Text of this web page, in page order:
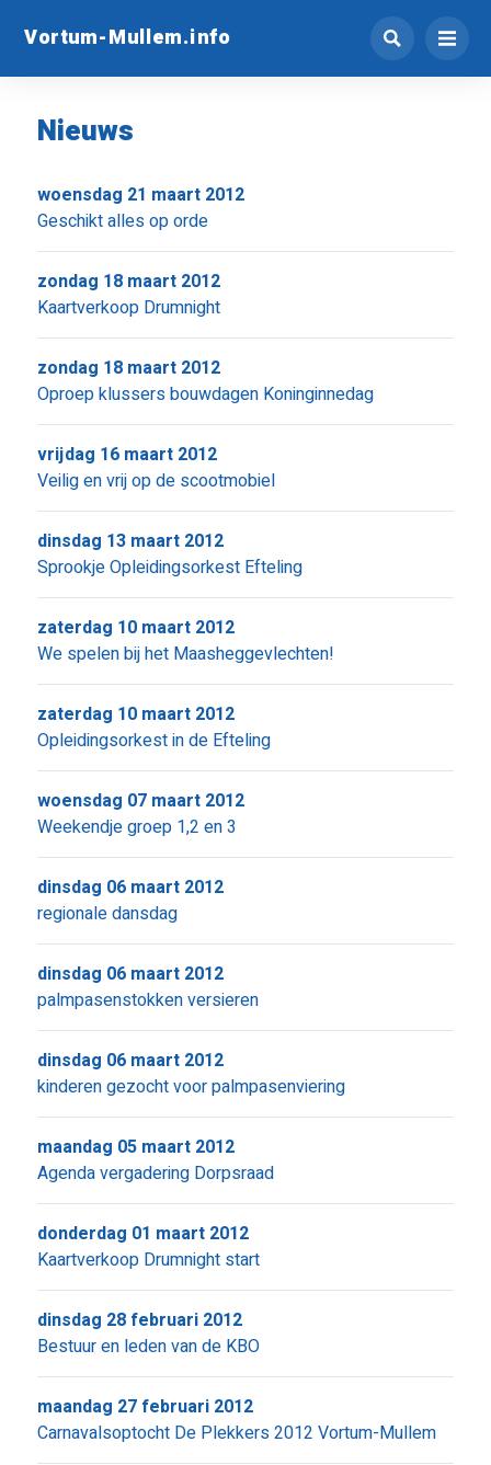
Vortum-Mullem.info
Nieuws
Geschikt alles op orde
woensdag 21 maart 2012
Kaartverkoop Drumnight
zondag 18 maart 2012
Oproep klussers bouwdagen Koninginnedag
zondag 18 maart 2012
Veilig en vrij op de scootmobiel
vrijdag 16 maart 2012
Sprookje Opleidingsorkest Efteling
dinsdag 13 maart 2012
We spelen bij het Maasheggevlechten!
zaterdag 10 maart 2012
Opleidingsorkest in de Efteling
zaterdag 10 maart 2012
Weekendje groep 1,2 en 3
woensdag 07 maart 2012
regionale dansdag
dinsdag 06 maart 2012
palmpasenstokken versieren
dinsdag 06 maart 2012
kinderen gezocht voor palmpasenviering
dinsdag 06 maart 2012
Agenda vergadering Dorpsraad
maandag 05 maart 2012
Kaartverkoop Drumnight start
donderdag 01 maart 2012
Bestuur en leden van de KBO
dinsdag 28 februari 2012
Carnavalsoptocht De Plekkers 2012 Vortum-Mullem
maandag 27 februari 2012